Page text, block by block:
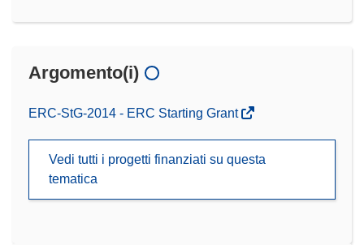
Argomento(i)
ERC-StG-2014 - ERC Starting Grant
Vedi tutti i progetti finanziati su questa
tematica